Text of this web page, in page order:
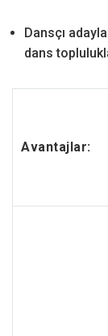
Dansçı
dans
Avantajlar: